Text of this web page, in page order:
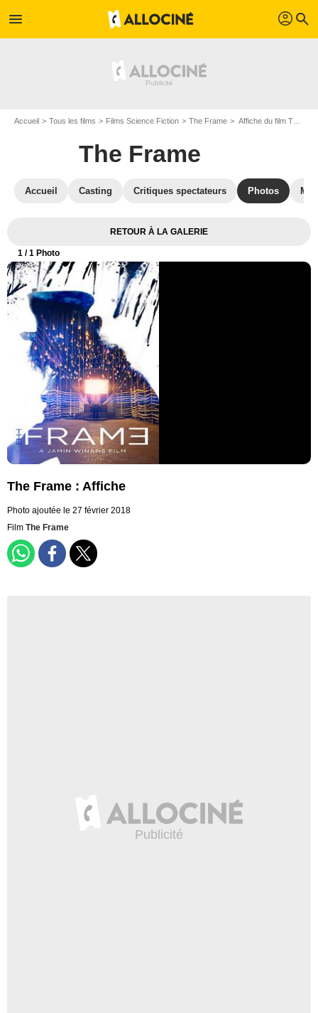
menu profil search
Accueil Tous les films Films Science Fiction The Frame Affiche du film The Frame - Photo 1
The Frame
Accueil Casting Critiques spectateurs Photos
RETOUR À LA GALERIE
1 / 1 Photo
The Frame : Affiche
Photo ajoutée le 27 février 2018
Film The Frame